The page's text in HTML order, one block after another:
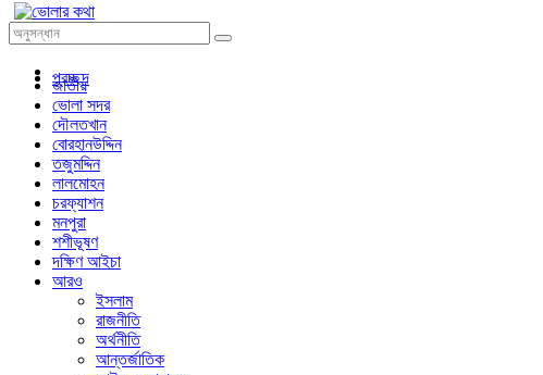
প্রচ্ছদ
জাতীয়
ভোলা সদর
দৌলতখান
বোরহানউদ্দিন
তজুমদ্দিন
লালমোহন
চরফ্যাশন
মনপুরা
শশীভূষণ
দক্ষিণ আইচা
আরও
ইসলাম
রাজনীতি
অর্থনীতি
আন্তর্জাতিক